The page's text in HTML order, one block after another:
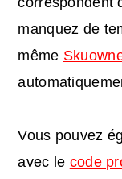
manquez de
même
Vous pouvez
avec le code